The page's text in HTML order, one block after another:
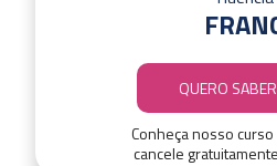
QUERO
Conheça nosso
cancele